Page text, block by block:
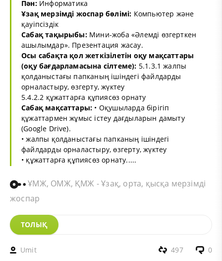
Пән:Информатика
Ұзақ мерзімді жоспар бөлімі: Компьютер және
қауіпсіздік
Сабақ тақырыбы: Мини-жоба «Әлемді өзгерткен
ашылымдар». Презентация жасау.
Осы сабақта қол жеткізілетін оқу мақсаттары
(оқу бағдарламасына сілтеме): 5.1.3.1 жалпы
қолданыстағы папканың ішіндегі файлдарды
орналастыру, өзгерту, жүктеу
5.4.2.2 құжаттарға құпиясөз орнату
Сабақ мақсаттары: • Оқушыларда бірігіп
құжаттармен жұмыс істеу дағдыларын дамыту
(Google Drive).
• жалпы қолданыстағы папканың ішіндегі
файлдарды орналастыру, өзгерту, жүктеу
• құжаттарға құпиясөз орнату.....
ҰМЖ, ОМЖ, ҚМЖ - Ұзақ, орта, қысқа мерзімді
жоспар
ТОЛЫҚ
Umit 0
497